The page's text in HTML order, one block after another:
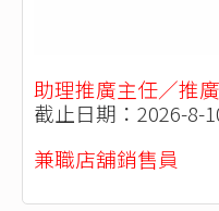
助理推廣主任／推
截止日期：2026-8-
兼職店舖銷售員